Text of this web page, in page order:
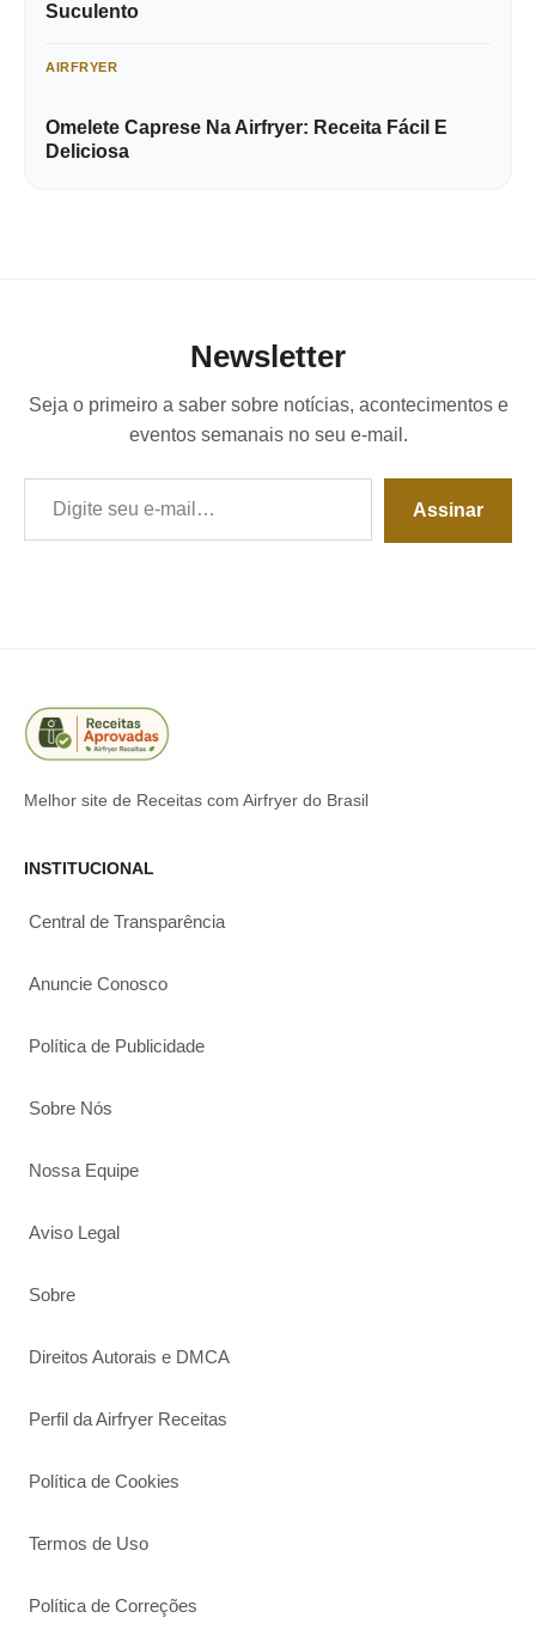
Suculento
AIRFRYER
Omelete Caprese Na Airfryer: Receita Fácil E
Deliciosa
Newsletter
Seja o primeiro a saber sobre notícias, acontecimentos e
eventos semanais no seu e-mail.
Digite seu e-mail…
Assinar
Melhor site de Receitas com Airfryer do Brasil
INSTITUCIONAL
Central de Transparência
Anuncie Conosco
Política de Publicidade
Sobre Nós
Nossa Equipe
Aviso Legal
Sobre
Direitos Autorais e DMCA
Perfil da Airfryer Receitas
Política de Cookies
Termos de Uso
Política de Correções